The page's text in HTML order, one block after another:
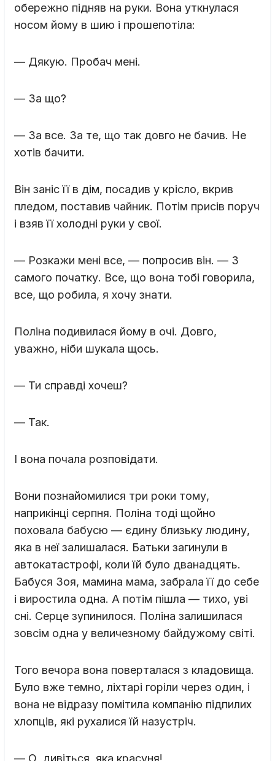
обережно підняв на руки. Вона уткнулася
носом йому в шию і прошепотіла:
— Дякую. Пробач мені.
— За що?
— За все. За те, що так довго не бачив. Не
хотів бачити.
Він заніс її в дім, посадив у крісло, вкрив
пледом, поставив чайник. Потім присів поруч
і взяв її холодні руки у свої.
— Розкажи мені все, — попросив він. — З
самого початку. Все, що вона тобі говорила,
все, що робила, я хочу знати.
Поліна подивилася йому в очі. Довго,
уважно, ніби шукала щось.
— Ти справді хочеш?
— Так.
І вона почала розповідати.
Вони познайомилися три роки тому,
наприкінці серпня. Поліна тоді щойно
поховала бабусю — єдину близьку людину,
яка в неї залишалася. Батьки загинули в
автокатастрофі, коли їй було дванадцять.
Бабуся Зоя, мамина мама, забрала її до себе
і виростила одна. А потім пішла — тихо, уві
сні. Серце зупинилося. Поліна залишилася
зовсім одна у величезному байдужому світі.
Того вечора вона поверталася з кладовища.
Було вже темно, ліхтарі горіли через один, і
вона не відразу помітила компанію підпилих
хлопців, які рухалися їй назустріч.
— О, дивіться, яка красуня!